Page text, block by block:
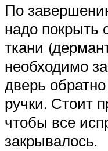
По
надо покрыть
ткани
необходимо
дверь
ручки. Стоит
чтобы все
закрывалось.